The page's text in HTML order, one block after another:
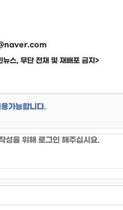
스, 무단 전재 및 재배포 금지>
가능합니다.